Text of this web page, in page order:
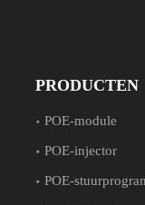
PRODUCTEN
POE-module
POE-injector